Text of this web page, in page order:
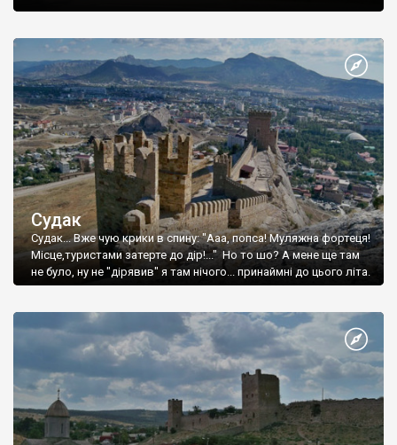
Судак
Судак... Вже чую крики в спину: "Ааа, попса! Муляжна фортеця!
Місце,туристами затерте до дір!..." Но то шо? А мене ще там
не було, ну не "дірявив" я там нічого... принаймні до цього літа.